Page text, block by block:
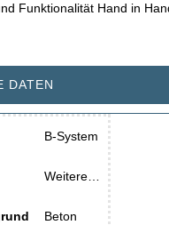
Funktionalität Hand in
DATEN
B-System
Weitere…
Beton